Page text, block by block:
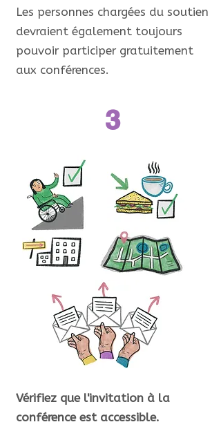
Les personnes chargées du soutien
devraient également toujours
pouvoir participer gratuitement
aux conférences.
3
Vérifiez que l'invitation à la
conférence est accessible.